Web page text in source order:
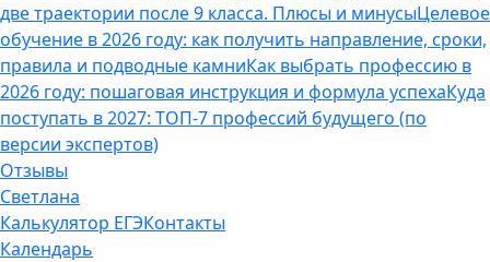
две траектории после 9 класса. Плюсы и минусыЦелевое
обучение в 2026 году: как получить направление, сроки,
правила и подводные камниКак выбрать профессию в
2026 году: пошаговая инструкция и формула успехаКуда
поступать в 2027: ТОП-7 профессий будущего (по
версии экспертов)
Отзывы
Светлана
Калькулятор ЕГЭКонтакты
Календарь